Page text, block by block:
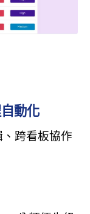
動化
跨看板協作